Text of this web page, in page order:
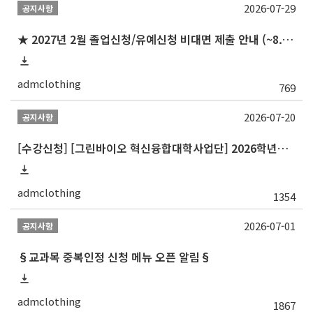
공지사항
★ 2027년 2월 졸업신청/유예신청 비대면 제출 안내 (~8.20 목)
admclothing 769
2026-07-29
공지사항
[수강신청] [그린바이오 혁신융합대학사업단] 2026학년도 2학기 개설 교과목 홍보
admclothing 1354
2026-07-20
공지사항
§교과목 중복인정 신청 메뉴 오픈 알림§
admclothing 1867
2026-07-01